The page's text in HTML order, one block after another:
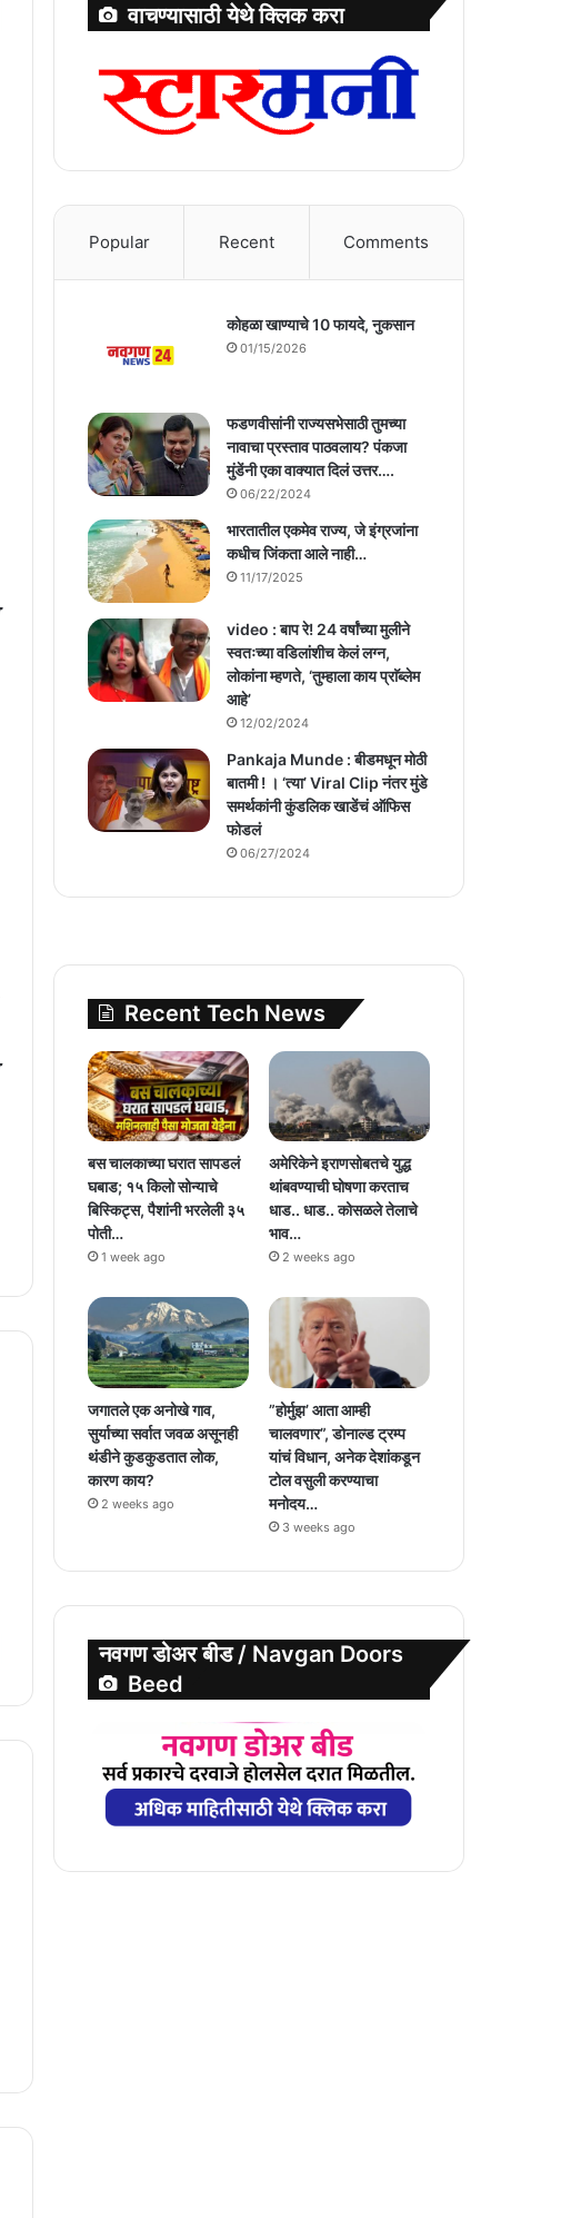
वाचण्यासाठी येथे क्लिक करा
Popular Recent Comments
कोहळा खाण्याचे 10 फायदे, नुकसान
01/15/2026
फडणवीसांनी राज्यसभेसाठी तुमच्या
नावाचा प्रस्ताव पाठवलाय? पंकजा
मुंडेंनी एका वाक्यात दिलं उत्तर….
06/22/2024
भारतातील एकमेव राज्य, जे इंग्रजांना
कधीच जिंकता आले नाही…
11/17/2025
video : बाप रे! 24 वर्षांच्या मुलीने
स्वतःच्या वडिलांशीच केलं लग्न,
लोकांना म्हणते, ‘तुम्हाला काय प्राॅब्लेम
आहे’
12/02/2024
Pankaja Munde : बीडमधून मोठी
बातमी ! । ‘त्या’ Viral Clip नंतर मुंडे
समर्थकांनी कुंडलिक खाडेंचं ऑफिस
फोडलं
06/27/2024
Recent Tech News
बस चालकाच्या घरात सापडलं
घबाड; १५ किलो सोन्याचे
बिस्किट्स, पैशांनी भरलेली ३५
पोती…
1 week ago
अमेरिकेने इराणसोबतचे युद्ध
थांबवण्याची घोषणा करताच
धाड.. धाड.. कोसळले तेलाचे
भाव…
2 weeks ago
जगातले एक अनोखे गाव,
सुर्याच्या सर्वात जवळ असूनही
थंडीने कुडकुडतात लोक,
कारण काय?
2 weeks ago
”होर्मुझ’ आता आम्ही
चालवणार”, डोनाल्ड ट्रम्प
यांचं विधान, अनेक देशांकडून
टोल वसुली करण्याचा
मनोदय…
3 weeks ago
नवगण डोअर बीड / Navgan Doors
Beed